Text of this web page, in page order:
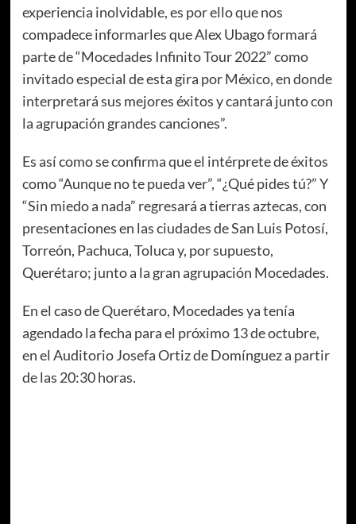
experiencia inolvidable, es por ello que nos
compadece informarles que Alex Ubago formará
parte de “Mocedades Infinito Tour 2022” como
invitado especial de esta gira por México, en donde
interpretará sus mejores éxitos y cantará junto con
la agrupación grandes canciones”.
Es así como se confirma que el intérprete de éxitos
como “Aunque no te pueda ver”, “¿Qué pides tú?” Y
“Sin miedo a nada” regresará a tierras aztecas, con
presentaciones en las ciudades de San Luis Potosí,
Torreón, Pachuca, Toluca y, por supuesto,
Querétaro; junto a la gran agrupación Mocedades.
En el caso de Querétaro, Mocedades ya tenía
agendado la fecha para el próximo 13 de octubre,
en el Auditorio Josefa Ortiz de Domínguez a partir
de las 20:30 horas.